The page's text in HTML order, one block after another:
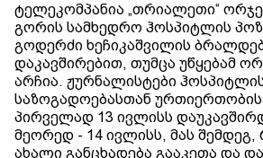
ტელეკომპანია „თრიალეთი“
გორის სამხედრო ჰოსპიტლის
გოდერძი ხეჩიკაშვილის
დაკავშირებით, თუმცა უწყებამ
არჩია. ჟურნალისტები
საზოგადოებასთან ურთიერთობის
პირველად 13 ივლისს
მეორედ - 14 ივლისს, მას შემდეგ,
ახალი განცხადება გააკეთა და